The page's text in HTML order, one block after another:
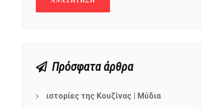
Πρόσφατα άρθρα
ιστορίες της Κουζίνας | Μύδια